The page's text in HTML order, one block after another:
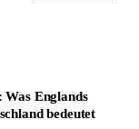
Englands
bedeutet